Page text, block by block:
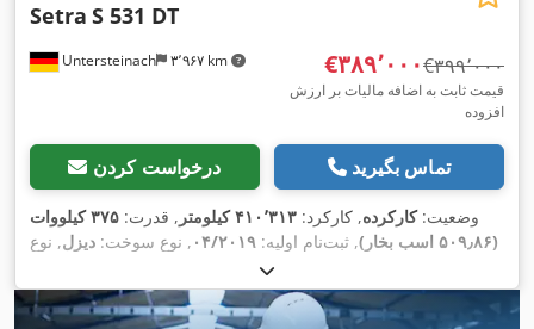
Untersteinach ۳٬۹۶۷ km
Setra S 531 DT
‎€۳۸۹٬۰۰۰ ‎€۳۹۹٬۰۰۰
قیمت ثابت به اضافه مالیات بر ارزش
افزوده
درخواست کردن تماس بگیرید
وضعیت:کارکرده, کارکرد: ۴۱۰٬۳۱۳ کیلومتر , قدرت:
۳۷۵ کیلووات
(۵۰۹٫۸۶ اسب بخار)
, ثبت‌نام اولیه: ۰۴/۲۰۱۹ , نوع سوخت: دیزل, نوع
, کلاس انتشار:یورو ۶
سال ساخت:۲۰۱۹, تجهیزات:اتصال یدک‌کش, اِی‌بی‌اِس‎, برنامه
پایداری الکترونیکی (ESP), تهویه مطبوع, سیستم ایموبیلایزر, فرمان